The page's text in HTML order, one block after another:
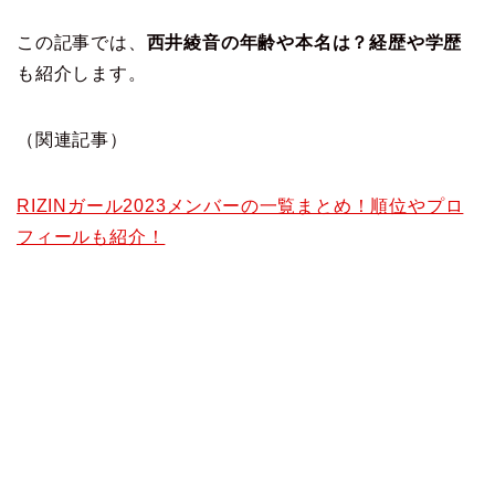
この記事では、 西井綾音の年齢や本名は？経歴や学歴
も紹介します。
（関連記事）
RIZINガール2023メンバーの一覧まとめ！順位やプロ
フィールも紹介！